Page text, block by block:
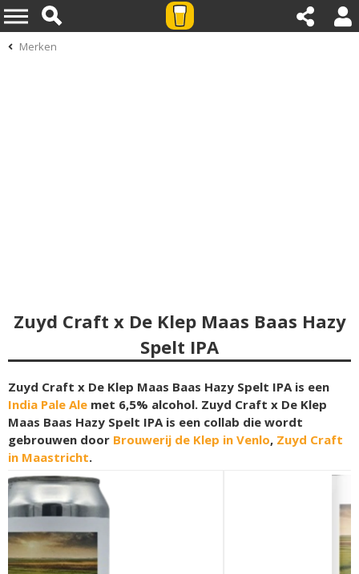
Merken
Zuyd Craft x De Klep Maas Baas Hazy
Spelt IPA
Zuyd Craft x De Klep Maas Baas Hazy Spelt IPA is een
India Pale Ale met 6,5% alcohol. Zuyd Craft x De Klep
Maas Baas Hazy Spelt IPA is een collab die wordt
gebrouwen door Brouwerij de Klep in Venlo, Zuyd Craft
in Maastricht.